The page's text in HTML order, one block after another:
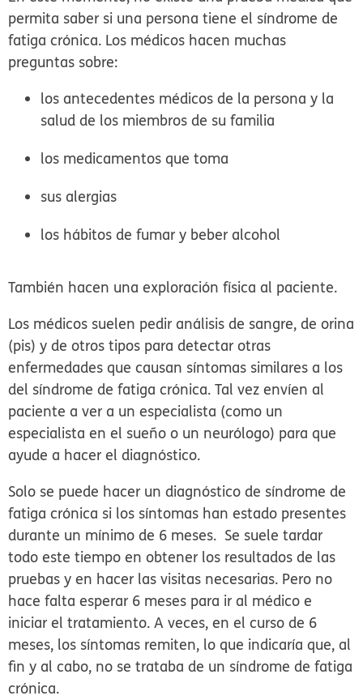
permita saber si una persona tiene el síndrome de
fatiga crónica. Los médicos hacen muchas
preguntas sobre:
los antecedentes médicos de la persona y la
salud de los miembros de su familia
los medicamentos que toma
sus alergias
los hábitos de fumar y beber alcohol
También hacen una exploración física al paciente.
Los médicos suelen pedir análisis de sangre, de orina
(pis) y de otros tipos para detectar otras
enfermedades que causan síntomas similares a los
del síndrome de fatiga crónica. Tal vez envíen al
paciente a ver a un especialista (como un
especialista en el sueño o un neurólogo) para que
ayude a hacer el diagnóstico.
Solo se puede hacer un diagnóstico de síndrome de
fatiga crónica si los síntomas han estado presentes
durante un mínimo de 6 meses. Se suele tardar
todo este tiempo en obtener los resultados de las
pruebas y en hacer las visitas necesarias. Pero no
hace falta esperar 6 meses para ir al médico e
iniciar el tratamiento. A veces, en el curso de 6
meses, los síntomas remiten, lo que indicaría que, al
fin y al cabo, no se trataba de un síndrome de fatiga
crónica.